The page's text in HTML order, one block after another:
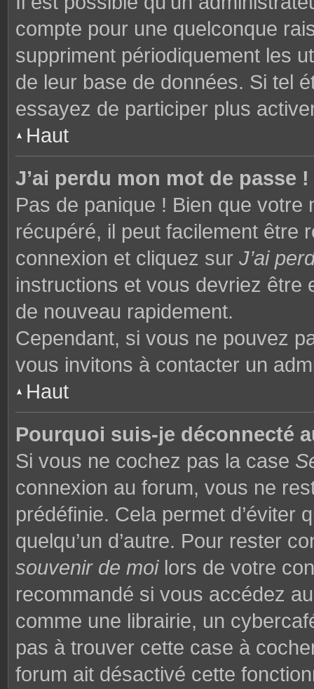
compte pour une quelconque
suppriment périodiquement les
de leur base de données. Si tel
essayez de participer plus
Haut
J’ai perdu mon mot de passe !
Pas de panique ! Bien que
récupéré, il peut facilement être
connexion et cliquez sur J’ai
instructions et vous devriez être
de nouveau rapidement.
Cependant, si vous ne pouvez
vous invitons à contacter un
Haut
Pourquoi suis-je déconnecté
Si vous ne cochez pas la case
connexion au forum, vous ne
prédéfinie. Cela permet d’éviter
quelqu’un d’autre. Pour rester
souvenir de moilors de votre
recommandé si vous accédez
comme une librairie, un
pas à trouver cette case à
forum ait désactivé cette